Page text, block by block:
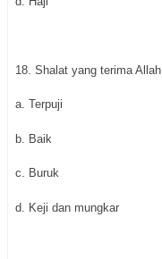
18. Shalat yang terima
a. Terpuji
b. Baik
c. Buruk
d. Keji dan mungkar